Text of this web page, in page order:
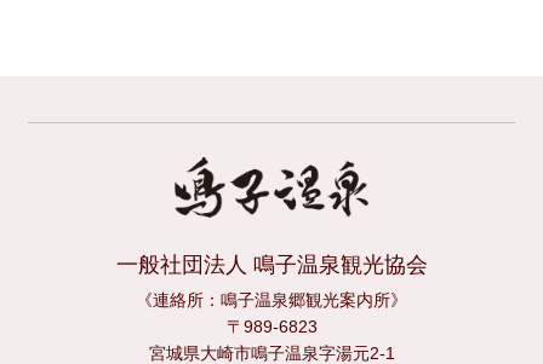
一般社団法人 鳴子温泉観光協会
《連絡所：鳴子温泉郷観光案内所》
〒989-6823
宮城県大崎市鳴子温泉字湯元2-1